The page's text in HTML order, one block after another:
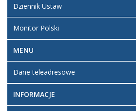
Dziennik Ustaw
Monitor Polski
MENU
Dane teleadresowe
INFORMACJE